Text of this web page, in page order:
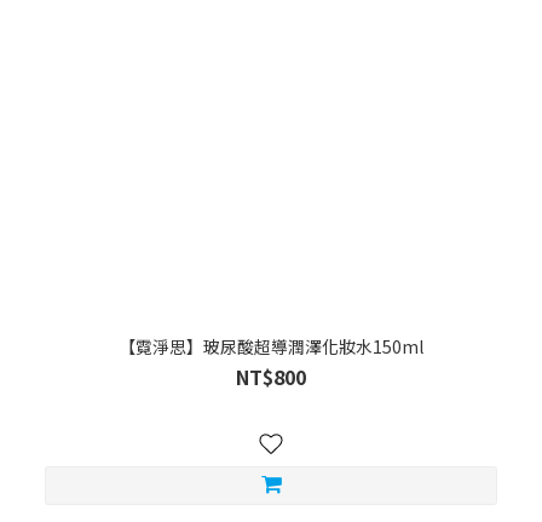
【霓淨思】玻尿酸超導潤澤化妝水150ml
NT$800